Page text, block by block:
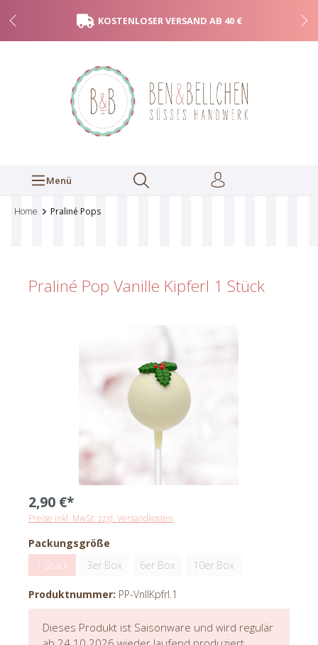
KOSTENLOSER VERSAND AB 40 €
Menü
Home Praliné Pops
Praliné Pop Vanille Kipferl 1 Stück
2,90 €*
Preise inkl. MwSt. zzgl. Versandkosten
Packungsgröße
1 Stück
3er Box 6er Box 10er Box
Produktnummer: PP-VnllKpfrl.1
Dieses Produkt ist Saisonware und wird regulär